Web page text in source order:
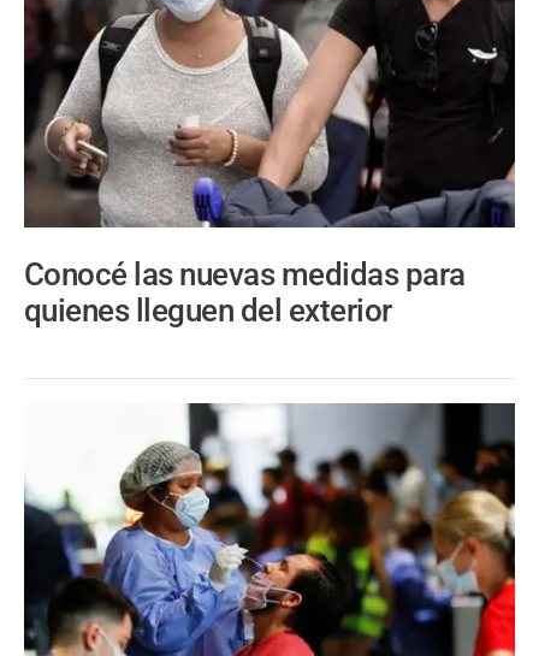
Conocé las nuevas medidas para
quienes lleguen del exterior